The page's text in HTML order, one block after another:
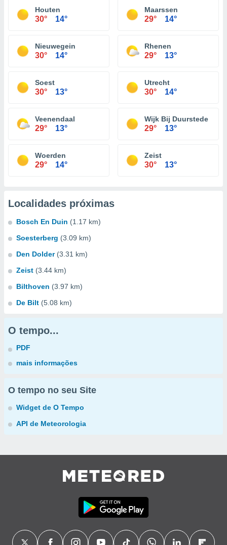
Houten
30° 14°
Maarssen
29° 14°
Nieuwegein
30° 14°
Rhenen
29° 13°
Soest
30° 13°
Utrecht
30° 14°
Veenendaal
29° 13°
Wijk Bij Duurstede
29° 13°
Woerden
29° 14°
Zeist
30° 13°
Localidades próximas
Bosch En Duin (1.17 km)
Soesterberg (3.09 km)
Den Dolder (3.31 km)
Zeist (3.44 km)
Bilthoven (3.97 km)
De Bilt (5.08 km)
O tempo...
PDF
mais informações
O tempo no seu Site
Widget de O Tempo
API de Meteorologia